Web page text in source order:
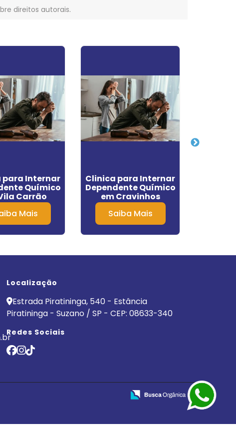
direitos autorais.
para Internar
Químico
Carrão
Mais
Clinica para Internar
Dependente Químico
em Cravinhos
Saiba Mais
Localização
Estrada Piratininga, 540 - Estância
Piratininga - Suzano / SP - CEP: 08633-340
Redes Sociais